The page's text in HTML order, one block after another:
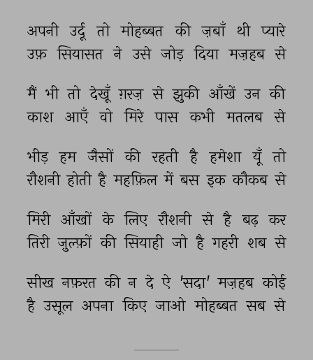
अपनी उर्दू तो मोहब्बत की ज़बाँ थी प्यारे
उफ़ सियासत ने उसे जोड़ दिया मज़हब से
मैं भी तो देखूँ ग़रज़ से झुकी आँखें उन की
काश आएँ वो मिरे पास कभी मतलब से
भीड़ हम जैसों की रहती है हमेशा यूँ तो
रौशनी होती है महफ़िल में बस इक कौकब से
मिरी आँखों के लिए रौशनी से है बढ़ कर
तिरी ज़ुल्फ़ों की सियाही जो है गहरी शब से
सीख नफ़रत की न दे ऐ 'सदा' मज़हब कोई
है उसूल अपना किए जाओ मोहब्बत सब से